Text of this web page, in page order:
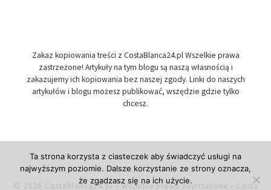
Zakaz kopiowania treści z CostaBlanca24.pl Wszelkie prawa
zastrzeżone! Artykuły na tym blogu są naszą własnością i
zakazujemy ich kopiowania bez naszej zgody. Linki do naszych
artykułów i blogu możesz publikować, wszędzie gdzie tylko
chcesz.
© 2026 CostaBlanca24.pl– Wszelkie prawa zastrzeżone - Costa
Ta strona korzysta z ciasteczek aby świadczyć usługi na
najwyższym poziomie. Dalsze korzystanie ze strony oznacza,
że zgadzasz się na ich użycie.